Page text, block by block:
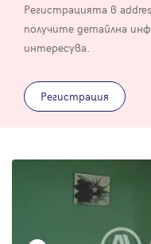
Регистрацията в
получите детайлна
интересува.
Регистрация